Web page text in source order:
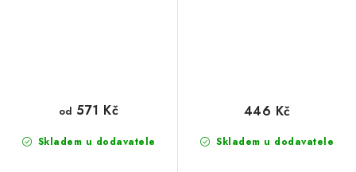
Skladem u dodavatele
od 571 Kč
Skladem u dodavatele
446 Kč